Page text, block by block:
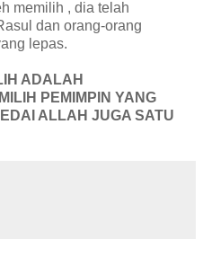
memilih , dia telah
dan orang-orang
lepas.
ADALAH
PEMIMPIN YANG
ALLAH JUGA SATU